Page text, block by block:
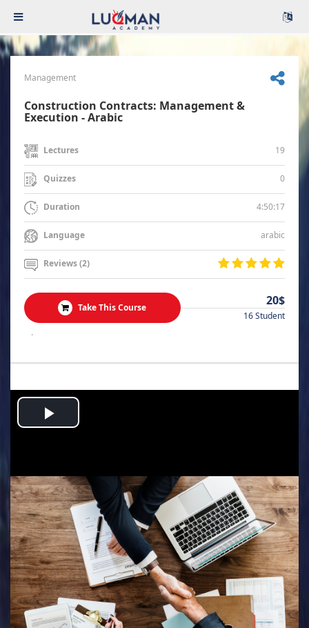
Management
Construction Contracts: Management &
Execution - Arabic
Lectures 19
Quizzes 0
Duration 4:50:17
Language arabic
Reviews (2)
Take This Course 20$
16 Student
.
Play